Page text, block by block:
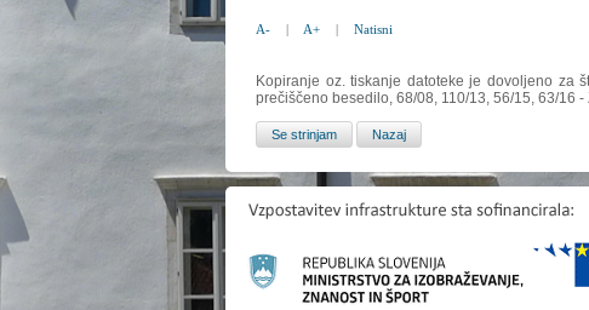
A- | A+ | Natisni
Kopiranje oz. tiskanje datoteke je dovoljeno za
prečiščeno besedilo, 68/08, 110/13, 56/15, 63/16